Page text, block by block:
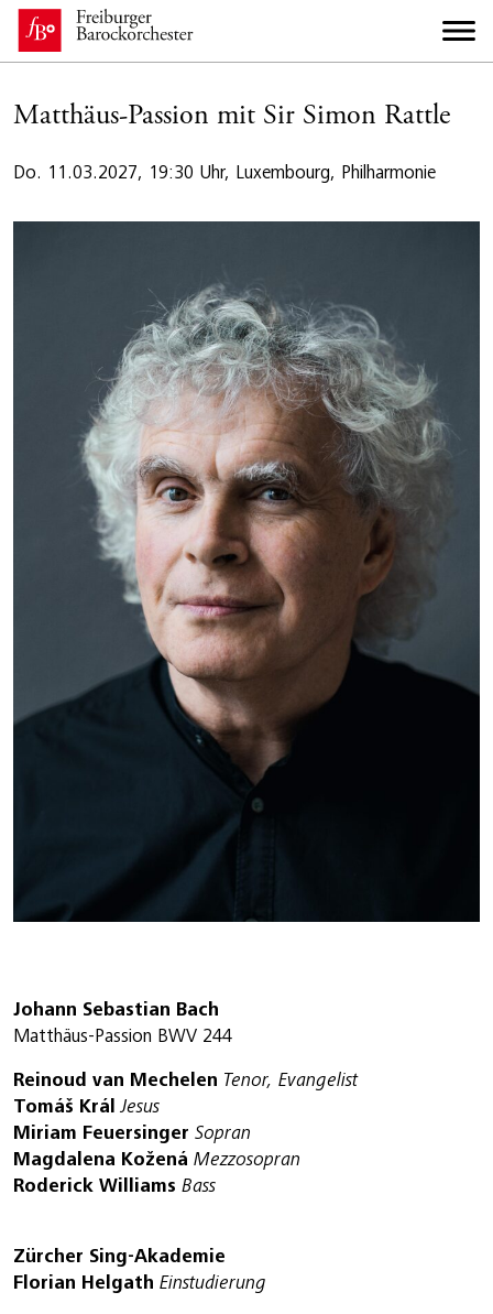
Matthäus-Passion mit Sir Simon Rattle
Do. 11.03.2027, 19:30 Uhr, Luxembourg, Philharmonie
Johann Sebastian Bach
Matthäus-Passion BWV 244
Reinoud van Mechelen Tenor, Evangelist
Tomáš Král Jesus
Miriam Feuersinger Sopran
Magdalena Kožená Mezzosopran
Roderick Williams Bass
Zürcher Sing-Akademie
Florian Helgath Einstudierung